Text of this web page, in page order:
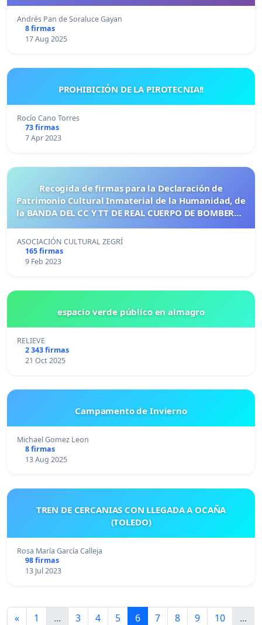
Andrés Pan de Soraluce Gayan
8 firmas
17 Aug 2025
PROHIBICIÓN DE LA PIROTECNIA!!
Rocío Cano Torres
73 firmas
7 Apr 2023
Recogida de firmas para la Declaración de
Patrimonio Cultural Inmaterial de la Humanidad, de
la BANDA DEL CC Y TT DE REAL CUERPO DE BOMBEROS
ASOCIACIÓN CULTURAL ZEGRÍ
165 firmas
9 Feb 2023
espacio verde público en almagro
RELIEVE
2 343 firmas
21 Oct 2025
Campamento de Invierno
Michael Gomez Leon
8 firmas
13 Aug 2025
TREN DE CERCANIAS CON LLEGADA A OCAÑA
(TOLEDO)
Rosa María García Calleja
98 firmas
13 Jul 2023
« 1 ... 3 4 5 6 7 8 9 10
...